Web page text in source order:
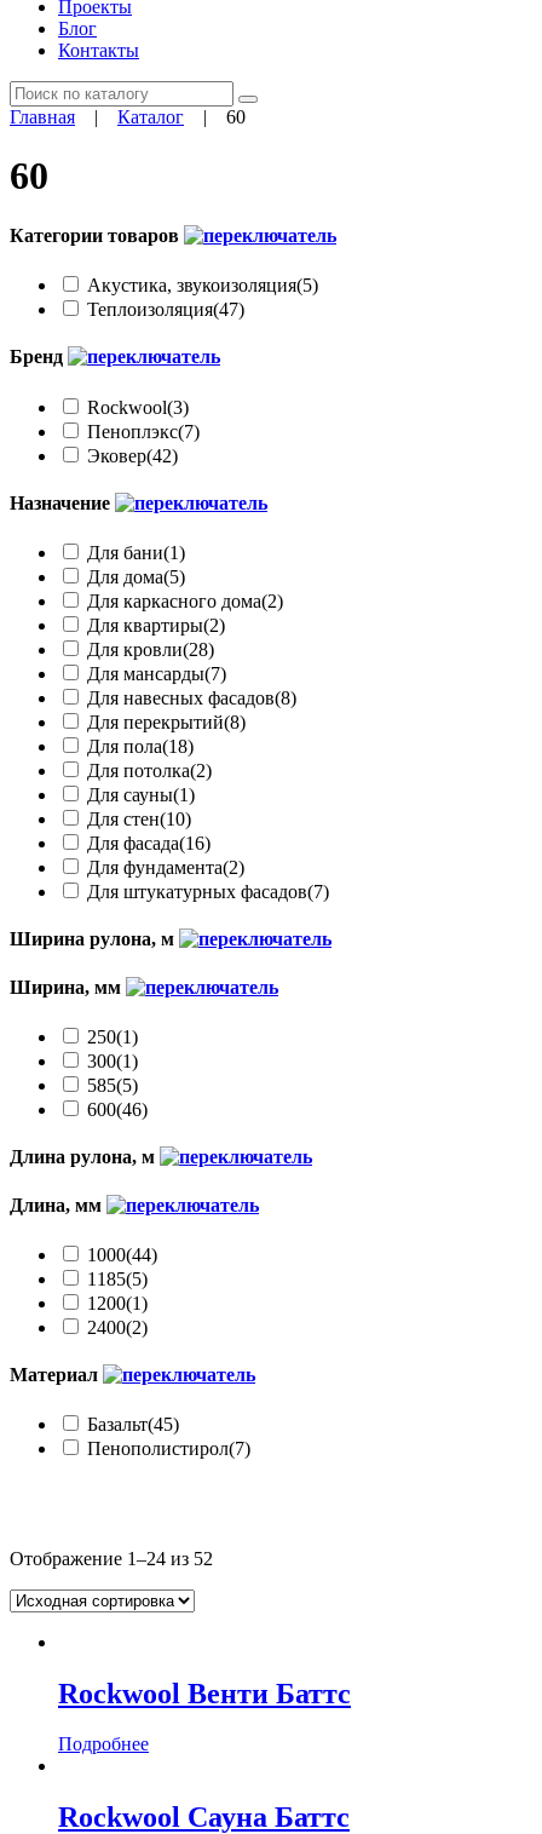
Проекты
Блог
Контакты
Поиск
Главная | Каталог | 60
60
Категории товаров
Акустика, звукоизоляция(5)
Теплоизоляция(47)
Бренд
Rockwool(3)
Пеноплэкс(7)
Эковер(42)
Назначение
Для бани(1)
Для дома(5)
Для каркасного дома(2)
Для квартиры(2)
Для кровли(28)
Для мансарды(7)
Для навесных фасадов(8)
Для перекрытий(8)
Для пола(18)
Для потолка(2)
Для сауны(1)
Для стен(10)
Для фасада(16)
Для фундамента(2)
Для штукатурных фасадов(7)
Ширина рулона, м
Ширина, мм
250(1)
300(1)
585(5)
600(46)
Длина рулона, м
Длина, мм
1000(44)
1185(5)
1200(1)
2400(2)
Материал
Базальт(45)
Пенополистирол(7)
Акустика, звукоизоляция
Теплоизоляция
Rockwool(3)
Пеноплэкс
Эковер(42)
Назначение
Отображение 1–24 из 52
Rockwool Венти Баттс
Подробнее
Rockwool Сауна Баттс